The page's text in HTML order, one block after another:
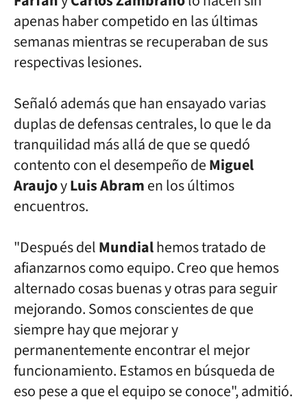
apenas haber competido en las últimas
semanas mientrasse recuperaban de sus
respectivas lesiones.
Señaló además que han ensayado varias
duplas de defensas centrales,lo que le da
tranquilidad más allá de que se quedó
contento con el desempeñodeMiguel
AraujoyLuisAbramen los últimos
encuentros.
"Después delMundialhemos tratado de
afianzarnos como equipo. Creoque hemos
alternado cosas buenas y otras para seguir
mejorando. Somosconscientes de que
siempre hay que mejorar y
permanentemente encontrarel mejor
funcionamiento. Estamos en búsqueda de
eso pese a que el equipose conoce", admitió.